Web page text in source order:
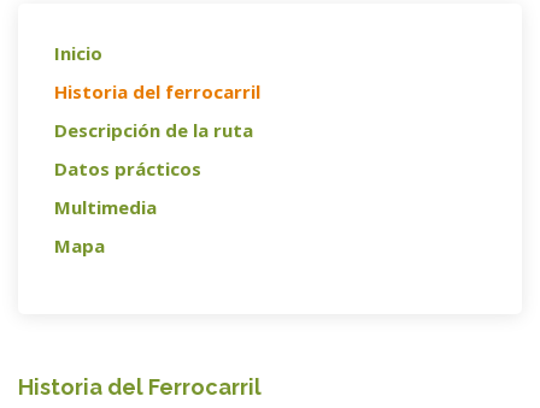
Inicio
Historia del ferrocarril
Descripción de la ruta
Datos prácticos
Multimedia
Mapa
Historia del Ferrocarril